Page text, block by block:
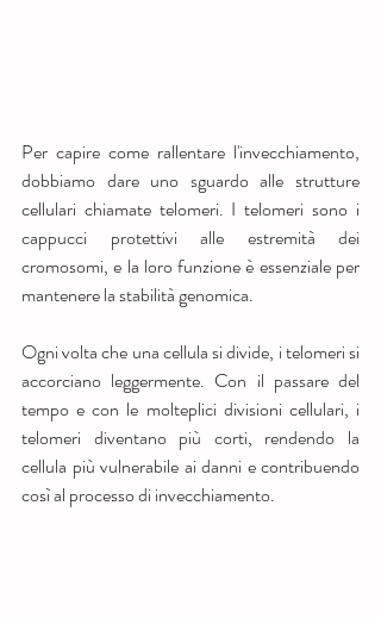
Per capire come rallentare l'invecchiamento,
dobbiamo dare uno sguardo alle strutture
cellulari chiamate telomeri. I telomeri sono i
cappucci protettivi alle estremità dei
cromosomi, e la loro funzione è essenziale per
mantenere la stabilità genomica.
Ogni volta che una cellula si divide, i telomeri si
accorciano leggermente. Con il passare del
tempo e con le molteplici divisioni cellulari, i
telomeri diventano più corti, rendendo la
cellula più vulnerabile ai danni e contribuendo
così al processo di invecchiamento.